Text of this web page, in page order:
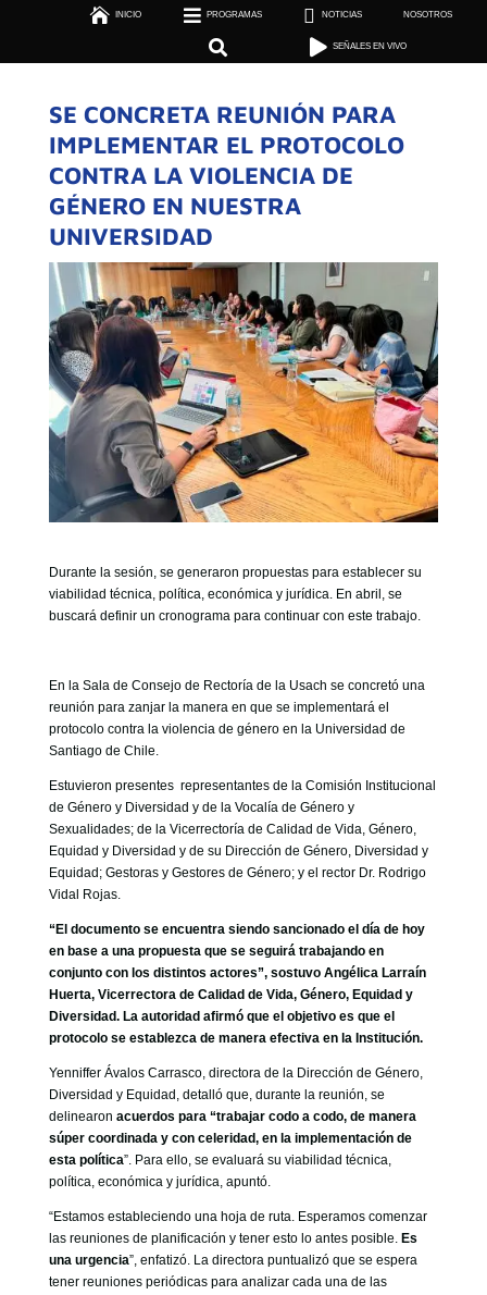
 INICIO  PROGRAMAS  NOTICIAS NOSOTROS
  SEÑALES EN VIVO
  SEÑALES EN VIVO
SE CONCRETA REUNIÓN PARA
IMPLEMENTAR EL PROTOCOLO
CONTRA LA VIOLENCIA DE
GÉNERO EN NUESTRA
UNIVERSIDAD
Durante la sesión, se generaron propuestas para establecer su
viabilidad técnica, política, económica y jurídica. En abril, se
buscará definir un cronograma para continuar con este trabajo.
En la Sala de Consejo de Rectoría de la Usach se concretó una
reunión para zanjar la manera en que se implementará el
protocolo contra la violencia de género en la Universidad de
Santiago de Chile.
Estuvieron presentes representantes de la Comisión Institucional
de Género y Diversidad y de la Vocalía de Género y
Sexualidades; de la Vicerrectoría de Calidad de Vida, Género,
Equidad y Diversidad y de su Dirección de Género, Diversidad y
Equidad; Gestoras y Gestores de Género; y el rector Dr. Rodrigo
Vidal Rojas.
“El documento se encuentra siendo sancionado el día de hoy
en base a una propuesta que se seguirá trabajando en
conjunto con los distintos actores”, sostuvo Angélica Larraín
Huerta, Vicerrectora de Calidad de Vida, Género, Equidad y
Diversidad. La autoridad afirmó que el objetivo es que el
protocolo se establezca de manera efectiva en la Institución.
Yenniffer Ávalos Carrasco, directora de la Dirección de Género,
Diversidad y Equidad, detalló que, durante la reunión, se
delinearon acuerdos para “trabajar codo a codo, de manera
súper coordinada y con celeridad, en la implementación de
esta política”. Para ello, se evaluará su viabilidad técnica,
política, económica y jurídica, apuntó.
“Estamos estableciendo una hoja de ruta. Esperamos comenzar
las reuniones de planificación y tener esto lo antes posible. Es
una urgencia”, enfatizó. La directora puntualizó que se espera
tener reuniones periódicas para analizar cada una de las